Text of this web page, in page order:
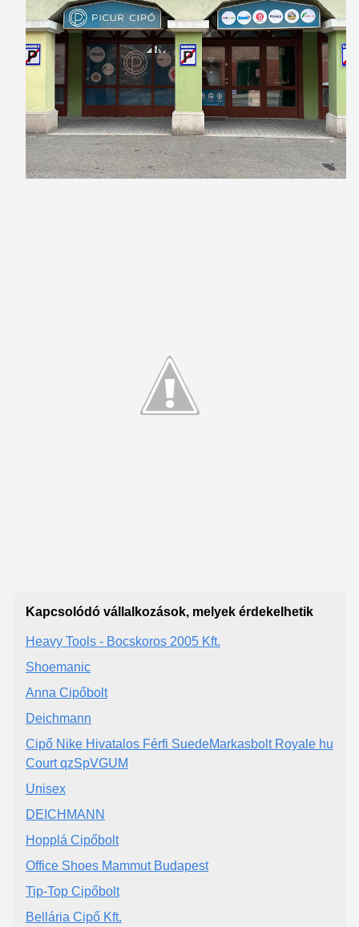
Kapcsolódó vállalkozások, melyek érdekelhetik
Heavy Tools - Bocskoros 2005 Kft.
Shoemanic
Anna Cipőbolt
Deichmann
Cipő Nike Hivatalos Férfi SuedeMarkasbolt Royale hu
Court qzSpVGUM
Unisex
DEICHMANN
Hopplá Cipőbolt
Office Shoes Mammut Budapest
Tip-Top Cipőbolt
Bellária Cipő Kft.